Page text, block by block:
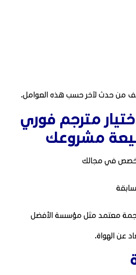
من حدث لآخر حسب هذه العوامل.
مترجم فوري
مشروعك
في مجالك
معتمد مثل مؤسسة الأفضل
عن الهواة.